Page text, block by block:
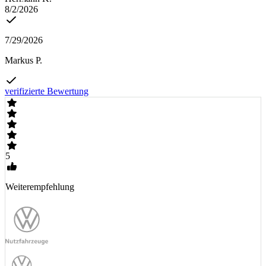
8/2/2026
7/29/2026
Markus P.
verifizierte Bewertung
5
Weiterempfehlung